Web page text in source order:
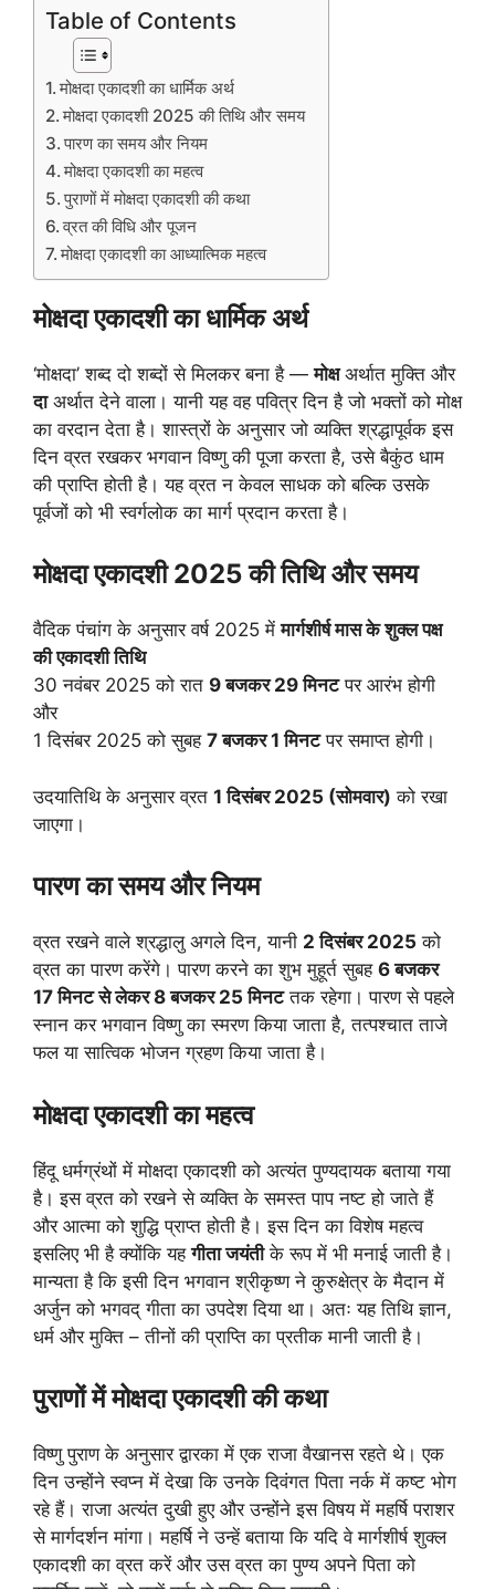
Table of Contents
मोक्षदा एकादशी का धार्मिक अर्थ
मोक्षदा एकादशी 2025 की तिथि और समय
पारण का समय और नियम
मोक्षदा एकादशी का महत्व
पुराणों में मोक्षदा एकादशी की कथा
व्रत की विधि और पूजन
मोक्षदा एकादशी का आध्यात्मिक महत्व
मोक्षदा एकादशी का धार्मिक अर्थ
‘मोक्षदा’ शब्द दो शब्दों से मिलकर बना है —मोक्षअर्थात मुक्ति और
दाअर्थात देने वाला। यानी यह वह पवित्र दिन है जो भक्तों को मोक्ष
का वरदान देता है। शास्त्रों के अनुसार जो व्यक्ति श्रद्धापूर्वक इस
दिन व्रत रखकर भगवान विष्णु की पूजा करता है, उसे बैकुंठ धाम
की प्राप्ति होती है। यह व्रत न केवल साधक को बल्कि उसके
पूर्वजों को भी स्वर्गलोक का मार्ग प्रदान करता है।
मोक्षदा एकादशी 2025 की तिथि और समय
वैदिक पंचांग के अनुसार वर्ष 2025 मेंमार्गशीर्ष मास के शुक्ल पक्ष
की एकादशी तिथि
30 नवंबर 2025 को रात 9 बजकर 29 मिनटपर आरंभ होगी
और
1 दिसंबर 2025 को सुबह 7 बजकर 1 मिनटपर समाप्त होगी।
उदयातिथि के अनुसार व्रत 1 दिसंबर 2025 (सोमवार) को रखा
जाएगा।
पारण का समय और नियम
व्रत रखने वाले श्रद्धालु अगले दिन, यानी 2 दिसंबर 2025 को
व्रत का पारण करेंगे। पारण करने का शुभ मुहूर्त सुबह 6 बजकर
17 मिनट से लेकर 8 बजकर 25 मिनटतक रहेगा। पारण से पहले
स्नान कर भगवान विष्णु का स्मरण किया जाता है, तत्पश्चात ताजे
फल या सात्विक भोजन ग्रहण किया जाता है।
मोक्षदा एकादशी का महत्व
हिंदू धर्मग्रंथों में मोक्षदा एकादशी को अत्यंत पुण्यदायक बताया गया
है। इस व्रत को रखने से व्यक्ति के समस्त पाप नष्ट हो जाते हैं
और आत्मा को शुद्धि प्राप्त होती है। इस दिन का विशेष महत्व
इसलिए भी है क्योंकि यहगीता जयंतीके रूप में भी मनाई जाती है।
मान्यता है कि इसी दिन भगवान श्रीकृष्ण ने कुरुक्षेत्र के मैदान में
अर्जुन को भगवद् गीता का उपदेश दिया था। अतः यह तिथि ज्ञान,
धर्म और मुक्ति – तीनों की प्राप्ति का प्रतीक मानी जाती है।
पुराणों में मोक्षदा एकादशी की कथा
विष्णु पुराण के अनुसार द्वारका में एक राजा वैखानस रहते थे। एक
दिन उन्होंने स्वप्न में देखा कि उनके दिवंगत पिता नर्क में कष्ट भोग
रहे हैं। राजा अत्यंत दुखी हुए और उन्होंने इस विषय में महर्षि पराशर
से मार्गदर्शन मांगा। महर्षि ने उन्हें बताया कि यदि वे मार्गशीर्ष शुक्ल
एकादशी का व्रत करें और उस व्रत का पुण्य अपने पिता को